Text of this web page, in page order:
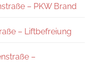
– PKW Brand
– Liftbefreiung
–